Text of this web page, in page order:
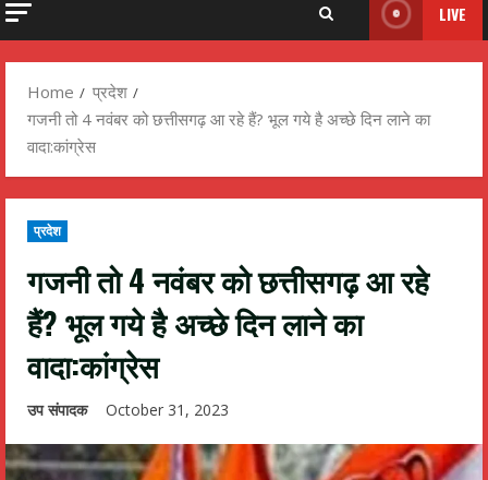
LIVE
Home
प्रदेश
गजनी तो 4 नवंबर को छत्तीसगढ़ आ रहे हैं? भूल गये है अच्छे दिन लाने का
वादा:कांग्रेस
प्रदेश
गजनी तो 4 नवंबर को छत्तीसगढ़ आ रहे
हैं? भूल गये है अच्छे दिन लाने का
वादा:कांग्रेस
उप संपादक October 31, 2023